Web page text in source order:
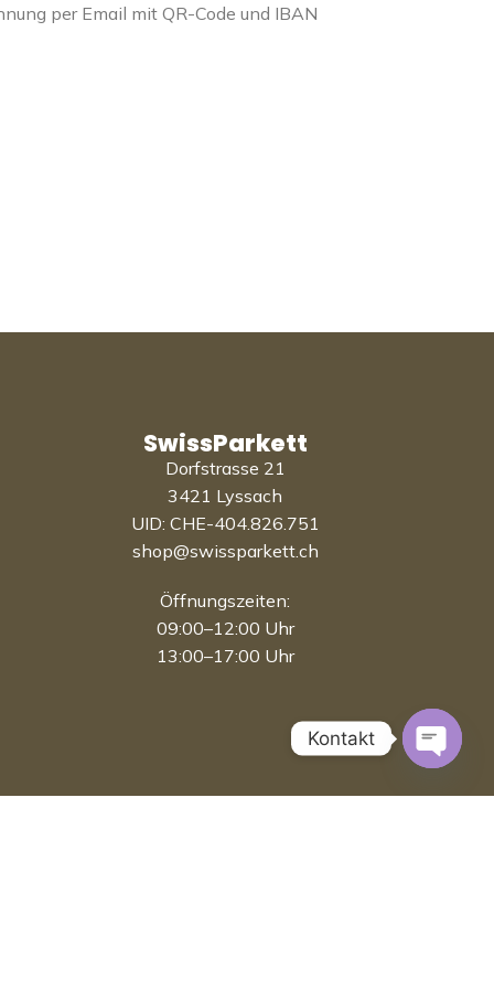
per Email mit QR-Code und IBAN
SwissParkett
Dorfstrasse 21
3421 Lyssach
UID: CHE-404.826.751
shop@swissparkett.ch
Öffnungszeiten:
09:00–12:00 Uhr
13:00–17:00 Uhr
Kontakt